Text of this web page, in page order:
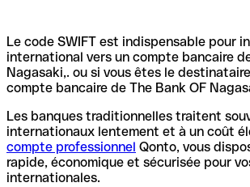
Le code SWIFT est indispensable pour
international vers un compte bancaire
Nagasaki,. ou si vous êtes le
compte bancaire de The Bank OF
Les banques traditionnelles traitent
internationaux lentement et à un coût
compte professionnel Qonto, vous
rapide, économique et sécurisée pour
internationales.